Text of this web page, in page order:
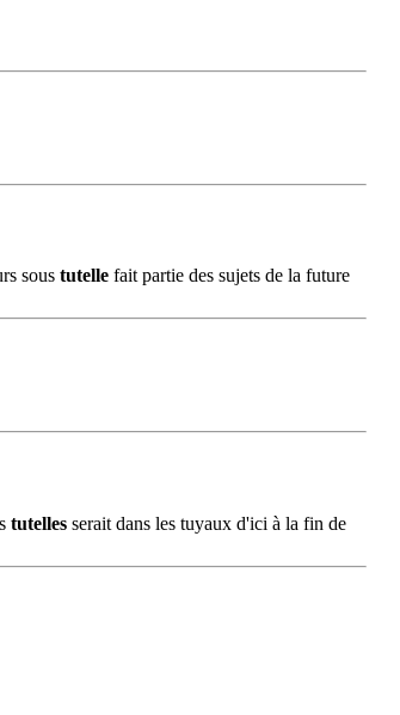
sous tutelle fait partie des sujets de la future
tutelles serait dans les tuyaux d'ici à la fin de